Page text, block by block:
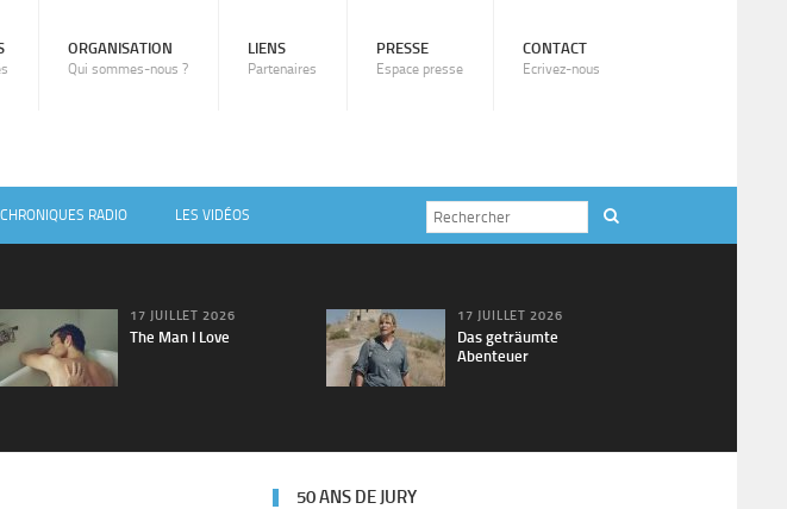
ORGANISATION
Qui sommes-nous ?
LIENS
Partenaires
PRESSE
Espace presse
CONTACT
Ecrivez-nous
RADIO LES VIDÉOS
17 JUILLET 2026
The Man I Love
17 JUILLET 2026
Das geträumte
Abenteuer
50 ANS DE JURY